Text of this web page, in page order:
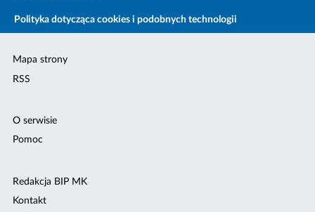
Polityka dotycząca cookies i podobnych technologii
Mapa strony
RSS
O serwisie
Pomoc
Redakcja BIP MK
Kontakt